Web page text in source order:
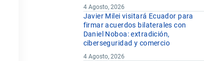
4 Agosto, 2026
Javier Milei visitará Ecuador para
firmar acuerdos bilaterales con
Daniel Noboa: extradición,
ciberseguridad y comercio
4 Agosto, 2026